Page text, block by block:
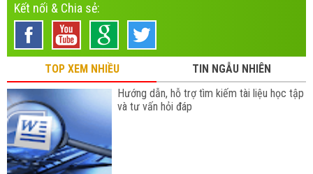
Kết nối & Chia sẻ:
TOP XEM NHIỀU
TIN NGẪU NHIÊN
Hướng dẫn, hỗ trợ tìm kiếm tài liệu học tập
và tư vấn hỏi đáp